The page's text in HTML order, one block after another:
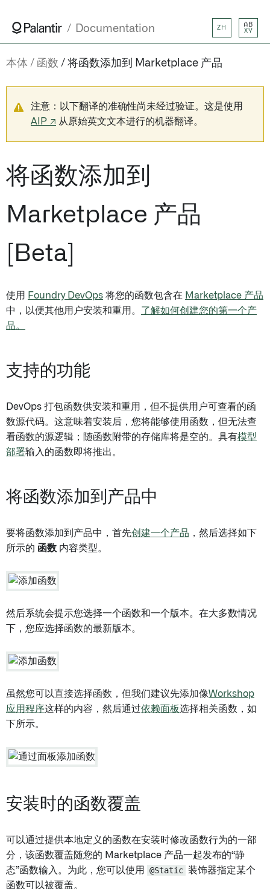
Documentation ZH
AB
XY
本体 函数 将函数添加到 Marketplace 产品
注意：以下翻译的准确性尚未经过验证。这是使用
AIP ↗ 从原始英文文本进行的机器翻译。
将函数添加到
Marketplace 产品
[Beta]
使用 Foundry DevOps 将您的函数包含在 Marketplace 产品
中，以便其他用户安装和重用。 了解如何创建您的第一个产
品。
支持的功能
DevOps 打包函数供安装和重用，但不提供用户可查看的函
数源代码。这意味着安装后，您将能够使用函数，但无法查
看函数的源逻辑；随函数附带的存储库将是空的。具有模型
部署输入的函数即将推出。
将函数添加到产品中
要将函数添加到产品中，首先创建一个产品 ，然后选择如下
所示的 函数 内容类型。
然后系统会提示您选择一个函数和一个版本。在大多数情况
下，您应选择函数的最新版本。
虽然您可以直接选择函数，但我们建议先添加像Workshop
应用程序这样的内容，然后通过依赖面板选择相关函数，如
下所示。
安装时的函数覆盖
可以通过提供本地定义的函数在安装时修改函数行为的一部
分，该函数覆盖随您的 Marketplace 产品一起发布的“静
态”函数输入。为此，您可以使用
@Static 装饰器指定某个
函数可以被覆盖。